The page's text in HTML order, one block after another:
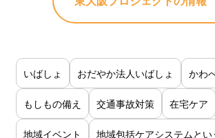
いばしょ おだやか法人いばしょ かわ
もしもの備え 交通事故対策 在宅ケア
地域イベント 地域包括ケアシステムと